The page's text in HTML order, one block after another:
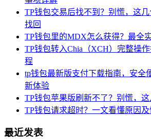
TP钱包交易后找不到？别慌，这
找回
TP钱包里的MDX怎么获得？最全
TP钱包转入Chia（XCH）完整操
程
tp钱包最新版支付下载指南，安全
新体验
TP钱包苹果版刷新不了？别慌，
TP钱包请求超时？一文看懂原因
最近发表